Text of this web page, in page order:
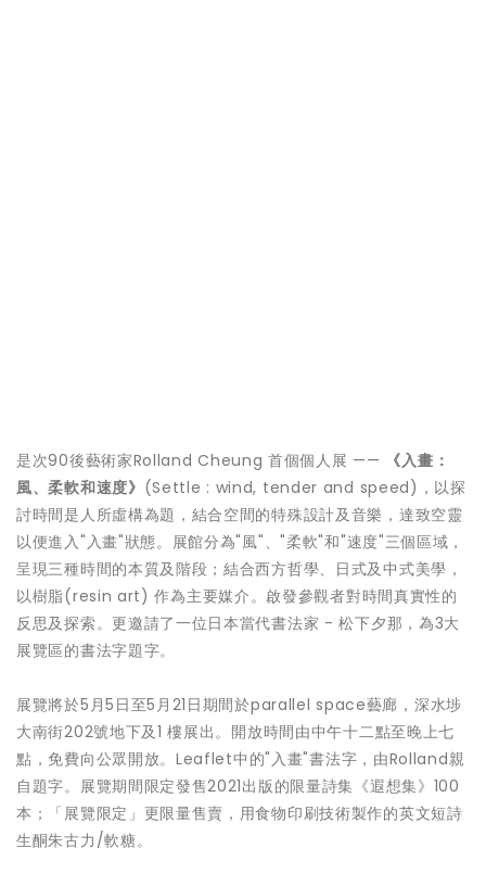
是次90後藝術家Rolland Cheung 首個個人展 ——
《入畫：
風、柔軟和速度》 (Settle : wind, tender and speed)，以探
討時間是人所虛構為題，結合空間的特殊設計及音樂，達致空靈
以便進入"入畫"狀態。展館分為"風"、"柔軟"和"速度"三個區域，
呈現三種時間的本質及階段；結合西方哲學、日式及中式美學，
以樹脂(resin art) 作為主要媒介。啟發參觀者對時間真實性的
反思及探索。更邀請了一位日本當代書法家 - 松下夕那，為3大
展覽區的書法字題字。
展覽將於5月5日至5月21日期間於parallel space藝廊，深水埗
大南街202號地下及1 樓展出。開放時間由中午十二點至晚上七
點，免費向公眾開放。Leaflet中的"入畫"書法字，由Rolland親
自題字。展覽期間限定發售2021出版的限量詩集《遐想集》100
本；「展覽限定」更限量售賣，用食物印刷技術製作的英文短詩
生酮朱古力/軟糖。